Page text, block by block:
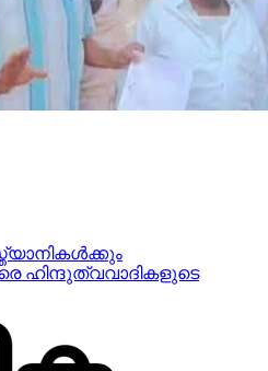
ഹിന്ദുത്വവാദികളുടെ